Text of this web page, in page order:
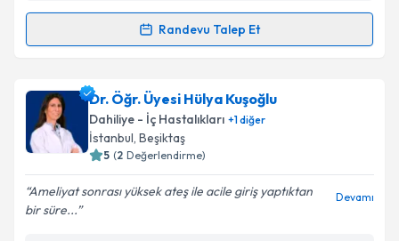
kapsamda işlenmesini kabul ediyorum.
Randevu Talep Et
Randevu Takvimi Talebi
Uzm. Dr. Bülent Şahiniçin randevu takvimi talebi
oluşturun. Size bu uzmandan randevu almanız için bir
takvim hazırlandığında e-posta ile bilgilendireceğiz.
Dr. Öğr. Üyesi Hülya Kuşoğlu
Dahiliye - İç Hastalıkları +1diğer
İstanbul, Beşiktaş
5 (2 Değerlendirme)
Ameliyat sonrası yüksek ateş ile acile giriş yaptıktan
bir süre...
Devamı